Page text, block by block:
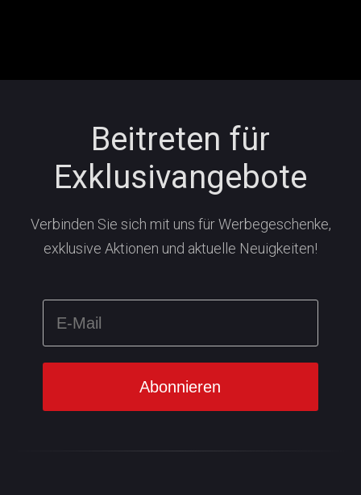
Beitreten für
Exklusivangebote
Verbinden Sie sich mit uns für Werbegeschenke,
exklusive Aktionen und aktuelle Neuigkeiten!